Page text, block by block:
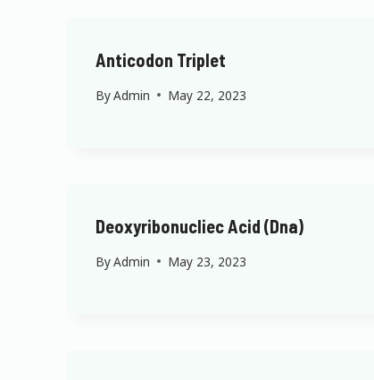
Anticodon Triplet
ByAdmin May 22, 2023
Deoxyribonucliec Acid (Dna)
ByAdmin May 23, 2023